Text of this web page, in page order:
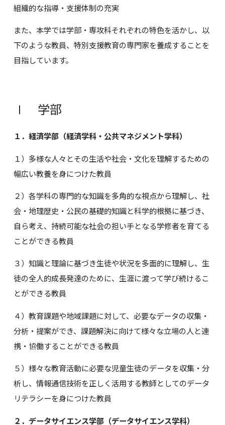
組織的な指導・支援体制の充実
また、本学では学部・専攻科それぞれの特色を活かし、以
下のような教員、特別支援教育の専門家を養成することを
目指しています。
Ⅰ 学部
１．経済学部（経済学科・公共マネジメント学科）
１）多様な人々とその生活や社会・文化を理解するための
幅広い教養を身につけた教員
２）各学科の専門的な知識を多角的な視点から理解し、社
会・地理歴史・公民の基礎的知識と科学的根拠に基づき、
自ら考え、持続可能な社会の担い手となる学修者を育てる
ことができる教員
３）知識と理論に基づき生徒や状況を多面的に理解し、生
徒の全人的成長発達のために、生涯に渡って学び続けるこ
とができる教員
４）教育課題や地域課題に対して、必要なデータの収集・
分析・提案ができ、課題解決に向けて様々な立場の人と連
携・協働することができる教員
５）様々な教育活動に必要な児童生徒のデータを収集・分
析し、情報通信技術を正しく活用する教師としてのデータ
リテラシーを身につけた教員
２．データサイエンス学部（データサイエンス学科）